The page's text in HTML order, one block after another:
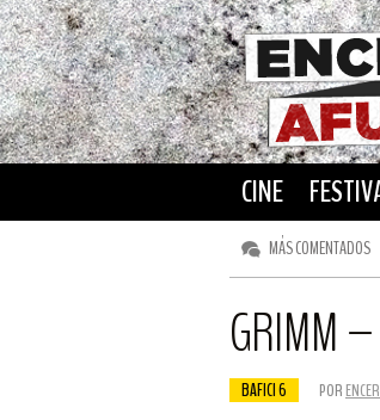
CINE
MÁS COMENTADOS
GRIMM –
BAFICI 6 POR